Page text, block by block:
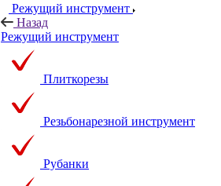
Режущий инструмент
Назад
Режущий инструмент
Плиткорезы
Резьбонарезной инструмент
Рубанки